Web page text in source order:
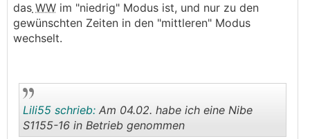
das WW im "niedrig" Modus ist, und nur zu den
gewünschten Zeiten in den "mittleren" Modus
wechselt.
Lili55 schrieb: Am 04.02. habe ich eine Nibe
S1155-16 in Betrieb genommen